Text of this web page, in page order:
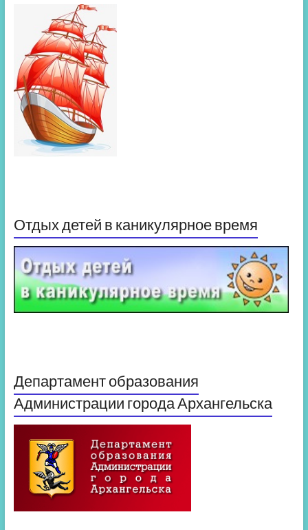
Отдых детей в каникулярное время
Департамент образования
Администрации города Архангельска